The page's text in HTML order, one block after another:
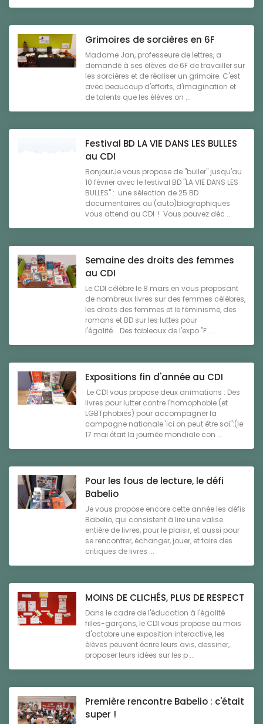
Grimoires de sorcières en 6F
Madame Jan, professeure de lettres, a
demandé à ses élèves de 6F de travailler sur
les sorcières et de réaliser un grimoire. C'est
avec beaucoup d'efforts, d'imagination et
de talents que les élèves on ...
Festival BD LA VIE DANS LES BULLES
au CDI
BonjourJe vous propose de "buller" jusqu'au
10 février avec le festival BD "LA VIE DANS LES
BULLES" : une sélection de 25 BD
documentaires ou (auto)biographiques
vous attend au CDI ! Vous pouvez déc ...
Semaine des droits des femmes
au CDI
Le CDI célèbre le 8 mars en vous proposant
de nombreux livres sur des femmes célèbres,
les droits des femmes et le féminisme, des
romans et BD sur les luttes pour
l'égalité. Des tableaux de l'expo "F ...
Expositions fin d'année au CDI
Le CDI vous propose deux animations : Des
livres pour lutter contre l'homophobie (et
LGBTphobies) pour accompagner la
campagne nationale 'ici on peut être soi":(le
17 mai était la journée mondiale con ...
Pour les fous de lecture, le défi
Babelio
Je vous propose encore cette année les défis
Babelio, qui consistent à lire une valise
entière de livres, pour le plaisir, et aussi pour
se rencontrer, échanger, jouer, et faire des
critiques de livres ...
MOINS DE CLICHÉS, PLUS DE RESPECT
Dans le cadre de l'éducation à l'égalité
filles-garçons, le CDI vous propose au mois
d'octobre une exposition interactive, les
élèves peuvent écrire leurs avis, dessiner,
proposer leurs idées sur les p ...
Première rencontre Babelio : c'était
super !